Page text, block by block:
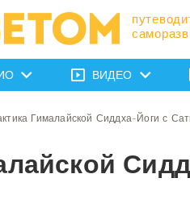
ВИДЕО
Гималайской Сиддха-Йоги с